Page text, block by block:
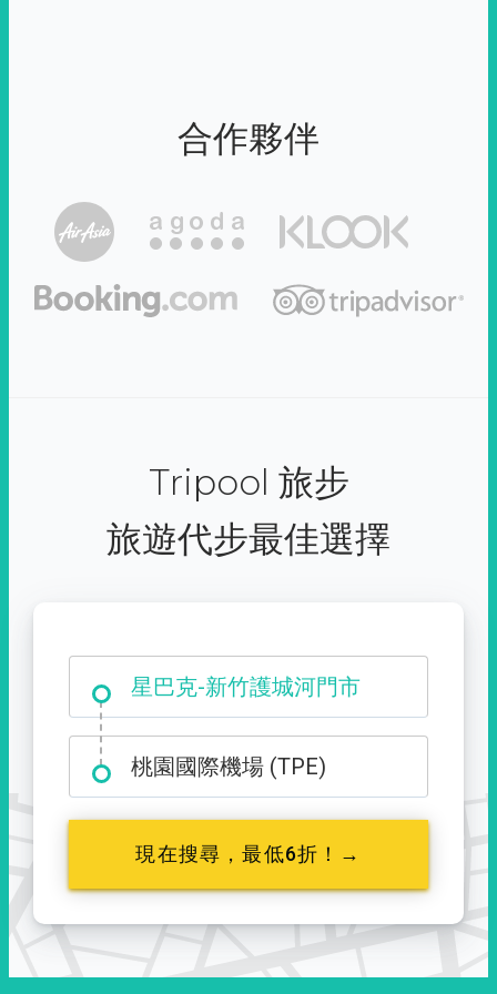
合作夥伴
Tripool 旅步
旅遊代步最佳選擇
星巴克-新竹護城河門市
大霸尖山登山口
桃園國際機場 (TPE)
現在搜尋，最低6折！→